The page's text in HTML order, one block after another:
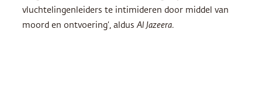
vluchtelingenleiders te intimideren door middel van
moord en ontvoering’, aldus Al Jazeera.